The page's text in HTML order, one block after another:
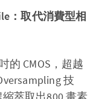
：取代消費型相
的 CMOS，超越
技